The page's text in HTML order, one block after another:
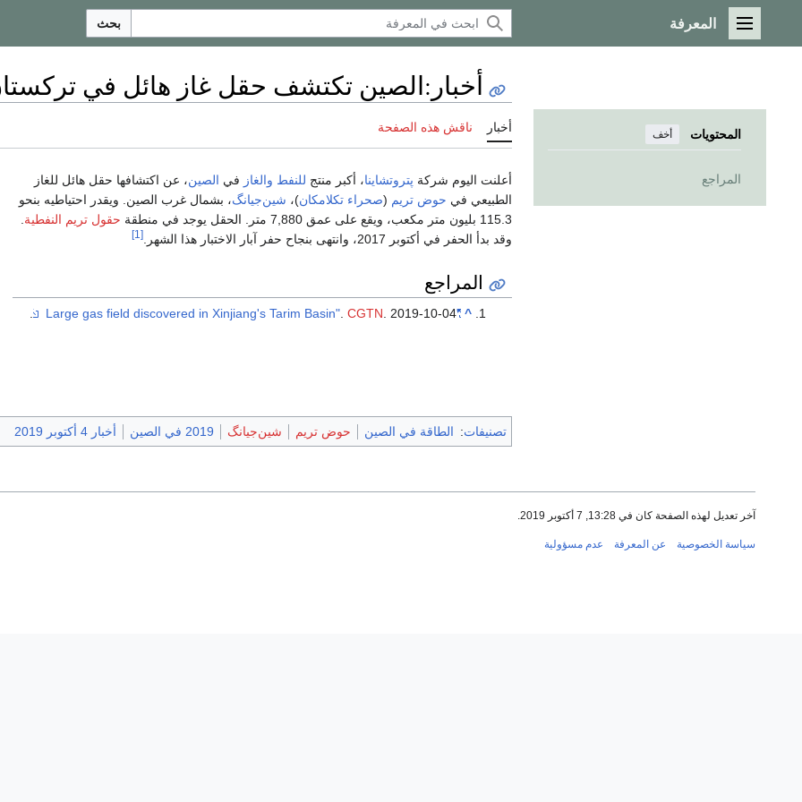
القائمة الرئيسية
المعرفة بحث
المحتويات أخف
المراجع
أخبار :الصين تكتشف حقل غاز هائل في
أخبار ناقش هذه الصفحة
أعلنت اليوم شركة پتروتشاينا، أكبر منتج للنفط والغاز في الصين، عن اكتشافها حقل هائل للغاز
الطبيعي في حوض تريم (صحراء تكلامكان)، شين‌جيانگ، بشمال غرب الصين. ويقدر احتياطيه بنحو
115.3 بليون متر مكعب، ويقع على عمق 7,880 متر. الحقل يوجد في منطقة
حقول تريم النفطية
وقد بدأ الحفر في أكتوبر 2017، وانتهى بنجاح حفر آبار الاختبار هذا الشهر.
[1]
المراجع
^
"Large gas field discovered in Xinjiang's Tarim Basin"
.CGTN . 2019-10-04.
تصنيفات: الطاقة في الصين حوض تريم شين‌جيانگ 2019 في الصين أخبار 4 أكتوبر 2019
آخر تعديل لهذه الصفحة كان في 13:28, 7 أكتوبر 2019.
سياسة الخصوصية عن المعرفة عدم مسؤولية